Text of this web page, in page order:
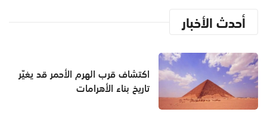
أحدث الأخبار
اكتشاف قرب الهرم الأحمر قد يغيّر
تاريخ بناء الأهرامات